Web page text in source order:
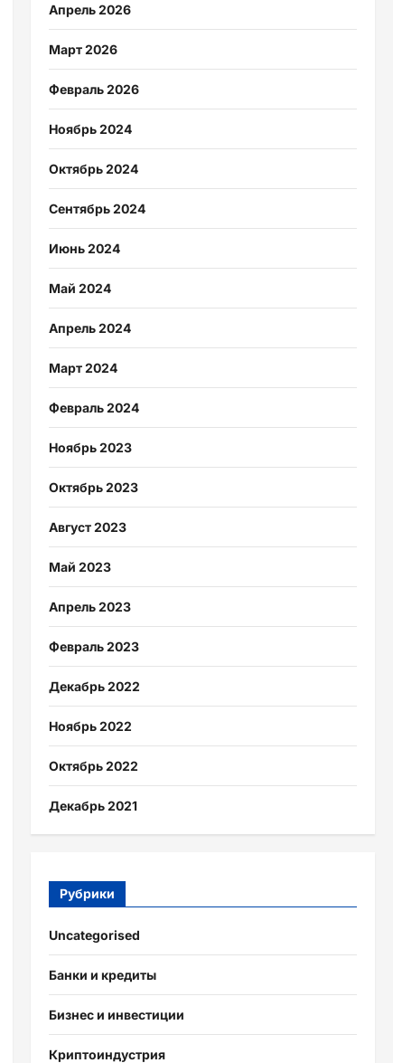
Апрель 2026
Март 2026
Февраль 2026
Ноябрь 2024
Октябрь 2024
Сентябрь 2024
Июнь 2024
Май 2024
Апрель 2024
Март 2024
Февраль 2024
Ноябрь 2023
Октябрь 2023
Август 2023
Май 2023
Апрель 2023
Февраль 2023
Декабрь 2022
Ноябрь 2022
Октябрь 2022
Декабрь 2021
Рубрики
Uncategorised
Банки и кредиты
Бизнес и инвестиции
Криптоиндустрия